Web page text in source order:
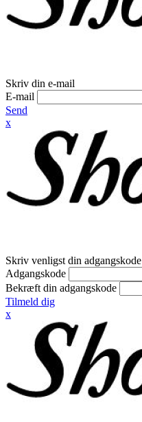
Skriv din e-mail
E-mail
Send
x
Skriv venligst din adgangskode
Adgangskode
Bekræft din adgangskode
Tilmeld dig
x